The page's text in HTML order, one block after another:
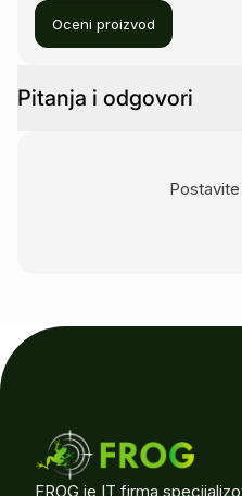
Oceni proizvod
Pitanja i odgovori
FROG je IT firma